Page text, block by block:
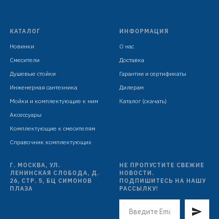
КАТАЛОГ
Новинки
Смесители
Душевые стойки
Инженерная сантехника
Мойки и комплектующие к ним
Аксессуары
Комплектующие к смесителям
Справочник комплектующих
ИНФОРМАЦИЯ
О нас
Доставка
Гарантии и сертификаты
Дилерам
Каталог (скачать)
Г. МОСКВА, УЛ.
ЛЕНИНСКАЯ СЛОБОДА, Д.
26, СТР. 5, БЦ СИМОНОВ
ПЛАЗА
НЕ ПРОПУСТИТЕ СВЕЖИЕ
НОВОСТИ.
ПОДПИШИТЕСЬ НА НАШУ
РАССЫЛКУ!